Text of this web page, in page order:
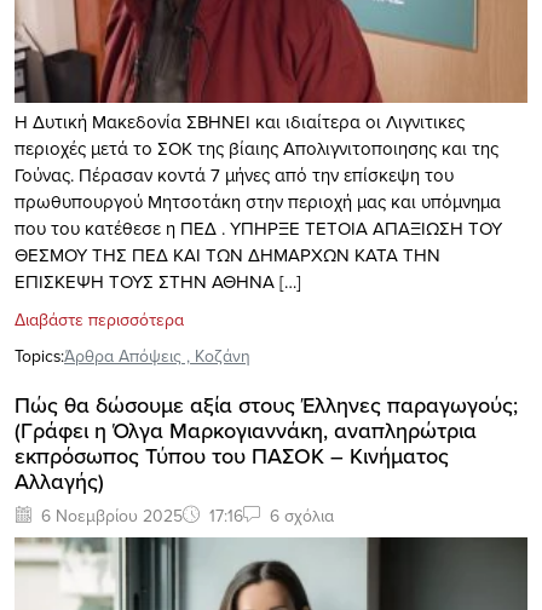
Η Δυτική Μακεδονία ΣΒΗΝΕΙ και ιδιαίτερα οι Λιγνιτικες
περιοχές μετά το ΣΟΚ της βίαιης Απολιγνιτοποιησης και της
Γούνας. Πέρασαν κοντά 7 μήνες από την επίσκεψη του
πρωθυπουργού Μητσοτάκη στην περιοχή μας και υπόμνημα
που του κατέθεσε η ΠΕΔ . ΥΠΗΡΞΕ ΤΕΤΟΙΑ ΑΠΑΞΙΩΣΗ ΤΟΥ
ΘΕΣΜΟΥ ΤΗΣ ΠΕΔ ΚΑΙ ΤΩΝ ΔΗΜΑΡΧΩΝ ΚΑΤΑ ΤΗΝ
ΕΠΙΣΚΕΨΗ ΤΟΥΣ ΣΤΗΝ ΑΘΗΝΑ […]
Διαβάστε περισσότερα
Topics:Άρθρα Απόψεις , Κοζάνη
Πώς θα δώσουμε αξία στους Έλληνες παραγωγούς;
(Γράφει η Όλγα Μαρκογιαννάκη, αναπληρώτρια
εκπρόσωπος Τύπου του ΠΑΣΟΚ – Κινήματος
Αλλαγής)
6 Νοεμβρίου 2025 17:16 6 σχόλια